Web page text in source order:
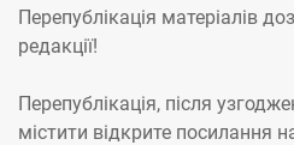
Перепублікація матеріалів
редакції!
Перепублікація, після
містити відкрите посилання